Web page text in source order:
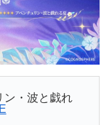
ン・波と戯れ